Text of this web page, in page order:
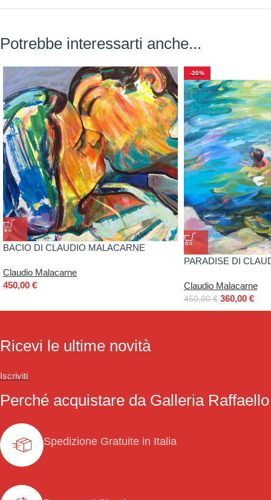
Potrebbe interessarti anche...
BACIO DI CLAUDIO MALACARNE
Claudio Malacarne
450,00 €
-20%
PARADISE DI
Claudio Malacarne
450,00€ 360,00 €
Ricevi le ultime novità
Iscriviti
Perché acquistare da Galleria Raffaello
Spedizione Gratuite in Italia